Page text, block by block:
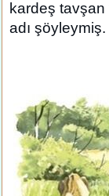
kardeş tavşan
adı şöyleymiş.